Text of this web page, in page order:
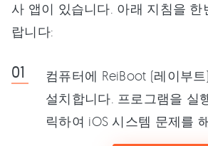
사 앱이 있습니다. 아래 지침을 한
랍니다:
컴퓨터에 ReiBoot (레이부
설치합니다. 프로그램을 실
릭하여 iOS 시스템 문제를